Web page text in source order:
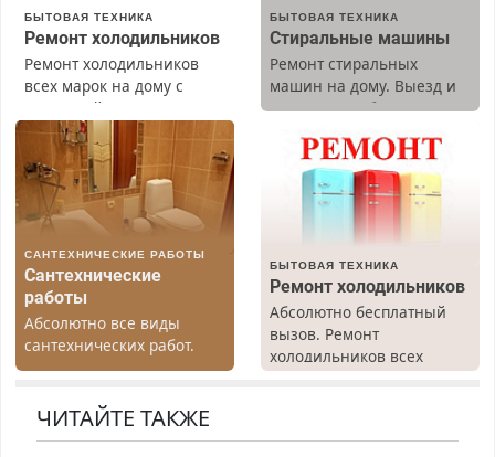
БЫТОВАЯ ТЕХНИКА
Ремонт холодильников
Ремонт холодильников
всех марок на дому с
гарантией. Замена
резины. Качественно.
Недорого. Без выходных.
Все районы. Скидка.
Вызов бесплатный.
БЫТОВАЯ ТЕХНИКА
Стиральные машины
Ремонт стиральных
машин на дому. Выезд и
диагностика бесплатно.
САНТЕХНИЧЕСКИЕ РАБОТЫ
Сантехнические
работы
Абсолютно все виды
сантехнических работ.
Быстро. Качественно.
БЫТОВАЯ ТЕХНИКА
Ремонт холодильников
Абсолютно бесплатный
вызов. Ремонт
холодильников всех
Пенсионерам – скидки до
ЧИТАЙТЕ ТАКЖЕ